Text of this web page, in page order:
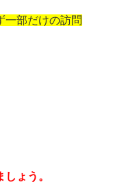
一部だけの訪問
ょう。